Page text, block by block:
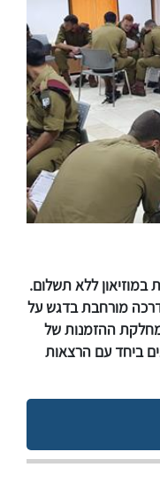
במוזיאון ללא תשלום.
מורחבת בדגש על
ההזמנות של
ביחד עם הרצאות